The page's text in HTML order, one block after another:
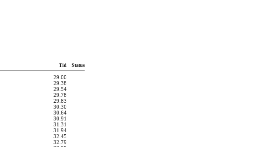
Tid Status
29.00
29.38
29.54
29.78
29.83
30.30
30.64
30.91
31.31
31.94
32.45
32.79